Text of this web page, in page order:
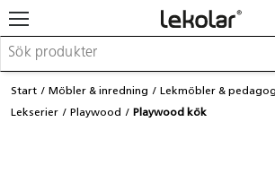
Möbler & inredning
Lekplatsutrustning & utemiljö
Start Möbler & inredning
Lekmöbler &
Lekserier
Playwood Playwood kök